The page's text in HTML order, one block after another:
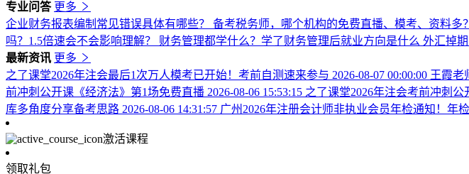
专业问答 更多
企业财务报表编制常见错误具体有哪些？ 备考税务师，哪个机构的免费直播、模考、资料多
吗？1.5倍速会不会影响理解？ 财务管理都学什么？学了财务管理后就业方向是什么 外汇掉
最新资讯 更多
之了课堂2026年注会最后1次万人模考已开始！考前自测速来参与 2026-08-07 00:00:00 王霞老
前冲刺公开课《经济法》第1场免费直播 2026-08-06 15:53:15 之了课堂2026年注会考前冲刺
库多角度分享备考思路 2026-08-06 14:31:57 广州2026年注册会计师非执业会员年检通知！年
激活课程
领取礼包